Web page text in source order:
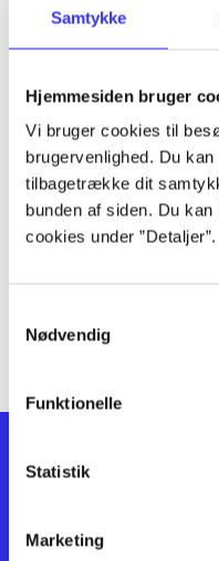
Samtykke
Hjemmesiden bruger
Vi bruger cookies til
brugervenlighed. Du
tilbagetrække dit
bunden af siden. Du
cookies under ”Detaljer”.
Nødvendig
Funktionelle
Statistik
Marketing
Nyhed
lorem ipsum dolor sit
lorem ipsum dolor sit
lorem ipsum dolor sit
lorem ipsum dolor sit
lorem ipsum dolor sit
lorem ipsum dolor sit
lorem ipsum dolor sit